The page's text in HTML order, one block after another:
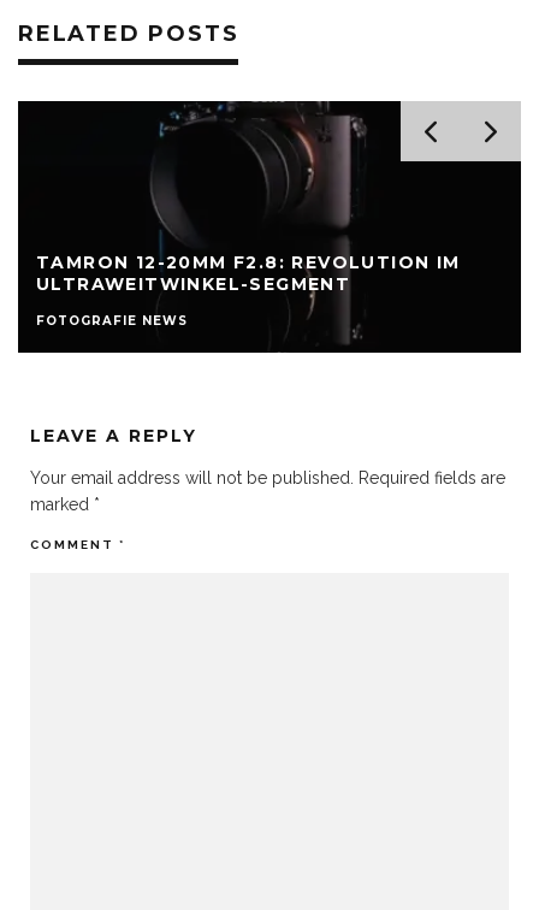
RELATED POSTS
TAMRON 12-20MM F2.8: REVOLUTION IM
ULTRAWEITWINKEL-SEGMENT
FOTOGRAFIE NEWS
LEAVE A REPLY
Your email address will not be published.
Required fields are
marked *
COMMENT *